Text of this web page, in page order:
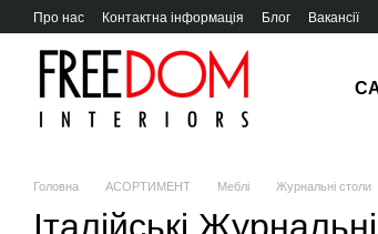
Перейти до основного контенту
Про нас Контактна інформація Блог Вакансії
Головна АСОРТИМЕНТ Меблі Журнальні столи